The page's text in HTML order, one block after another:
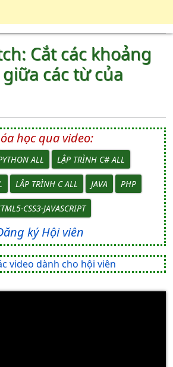
Cắt các khoảng
các từ của
học qua video:
ALL LẬP TRÌNH C# ALL
LẬP TRÌNH C ALL JAVA PHP
CSS3-JAVASCRIPT
ký Hội viên
video dành cho hội viên